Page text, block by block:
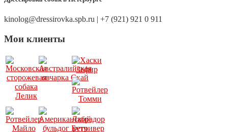
kinolog@dressirovka.spb.ru | +7 (921) 921 0 911
Мои клиенты